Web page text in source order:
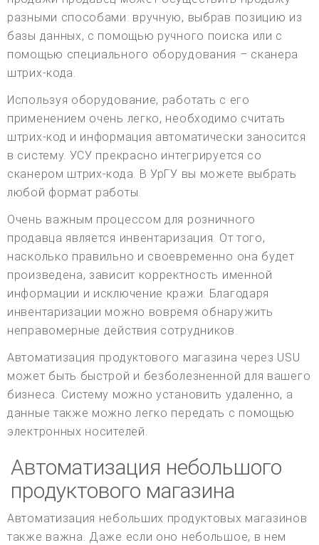
разными способами: вручную, выбрав позицию из
базы данных, с помощью ручного поиска или с
помощью специального оборудования – сканера
штрих-кода.
Используя оборудование, работать с его
применением очень легко, необходимо считать
штрих-код и информация автоматически заносится
в систему. УСУ прекрасно интегрируется со
сканером штрих-кода. В УрГУ вы можете выбрать
любой формат работы.
Очень важным процессом для розничного
продавца является инвентаризация. От того,
насколько правильно и своевременно она будет
произведена, зависит корректность именной
информации и исключение кражи. Благодаря
инвентаризации можно вовремя обнаружить
неправомерные действия сотрудников.
Автоматизация продуктового магазина через USU
может быть быстрой и безболезненной для вашего
бизнеса. Систему можно установить удаленно, а
данные также можно легко передать с помощью
электронных носителей.
Автоматизация небольшого
продуктового магазина
Автоматизация небольших продуктовых магазинов
также важна. Даже если оно небольшое, в нем